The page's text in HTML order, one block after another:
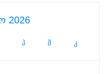
2026
პ შ კ